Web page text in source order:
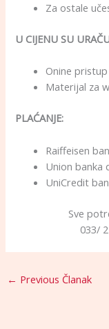
Za
U CIJENU SU
Onine
Materijal za
PLAĆANJE:
Raiffeisen
Union
UniCredit
Sve
033/
← Previous Članak